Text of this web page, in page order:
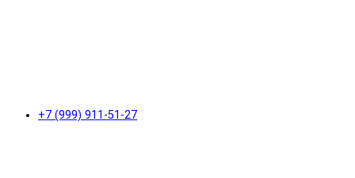
+7 (999) 911-51-27